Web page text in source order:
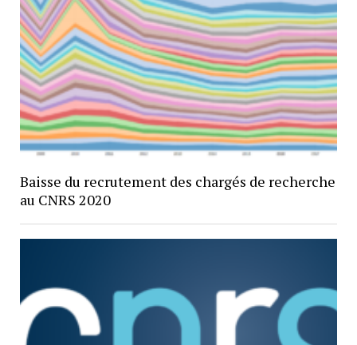
Baisse du recrutement des chargés de recherche
au CNRS 2020